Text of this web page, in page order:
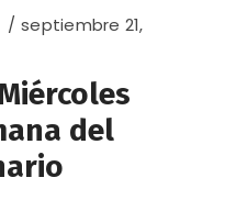
septiembre 21,
del